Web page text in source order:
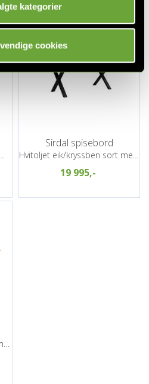
kategorier
cookies
Sirdal spisebord
19 995,-